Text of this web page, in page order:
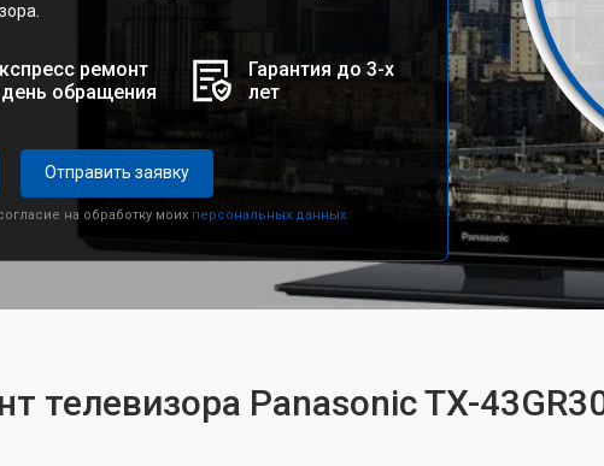
ремонт
обращения
Гарантия до 3-х
лет
Отправить заявку
на обработку моих персональных данных.
телевизора Panasonic TX-